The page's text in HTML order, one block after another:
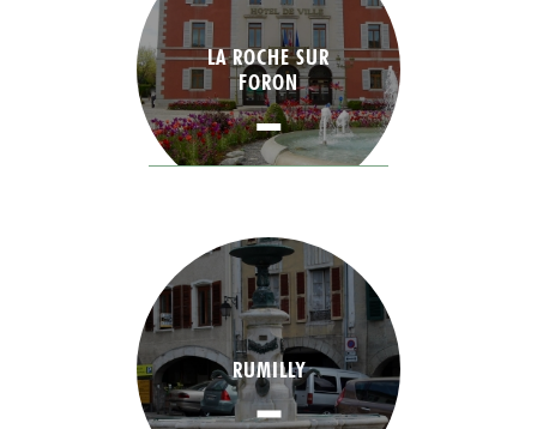
LA ROCHE SUR
FORON
RUMILLY